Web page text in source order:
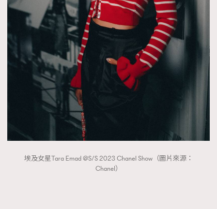
埃及女星Tara Emad @S/S 2023 Chanel Show（圖片來源：
Chanel）